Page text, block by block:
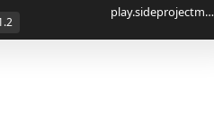
play.sideprojectm…